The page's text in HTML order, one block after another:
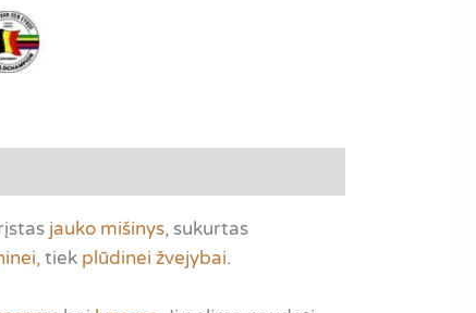
jauko mišinys, sukurtas
tiek plūdinei žvejybai.